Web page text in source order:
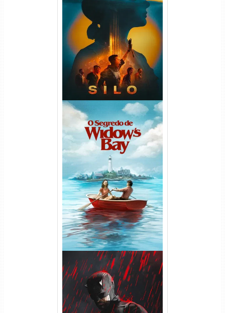
Silo 2ª Temporada (2024)
WEB-DL 1080p Dual Áudio
O Segredo de Widow’s Bay
1ª Temporada Torrent (2026)
WEB-DL 1080p Dual Áudio